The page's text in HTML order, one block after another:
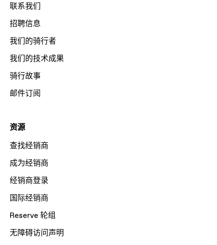
联系我们
招聘信息
我们的骑行者
我们的技术成果
骑行故事
邮件订阅
资源
查找经销商
成为经销商
经销商登录
国际经销商
Reserve 轮组
无障碍访问声明